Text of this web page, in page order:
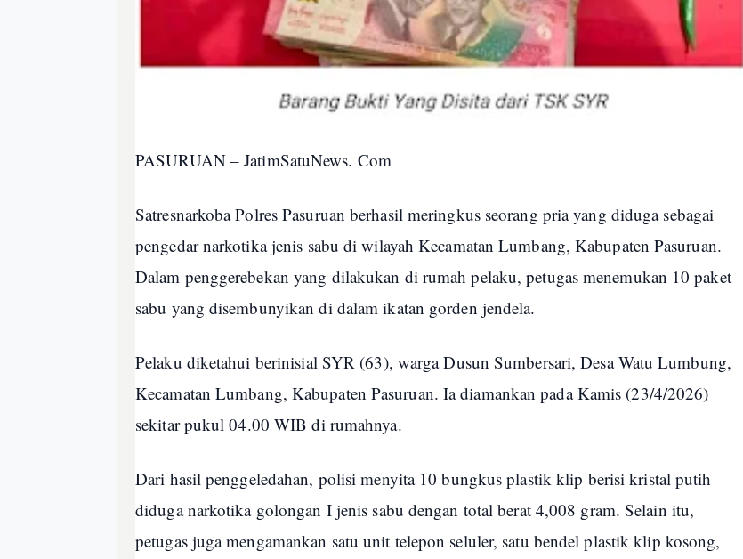
PASURUAN – JatimSatuNews. Com
Satresnarkoba Polres Pasuruan berhasil meringkus seorang pria yang diduga sebagai
pengedar narkotika jenis sabu di wilayah Kecamatan Lumbang, Kabupaten Pasuruan.
Dalam penggerebekan yang dilakukan di rumah pelaku, petugas menemukan 10 paket
sabu yang disembunyikan di dalam ikatan gorden jendela.
Pelaku diketahui berinisial SYR (63), warga Dusun Sumbersari, Desa Watu Lumbung,
Kecamatan Lumbang, Kabupaten Pasuruan. Ia diamankan pada Kamis (23/4/2026)
sekitar pukul 04.00 WIB di rumahnya.
Dari hasil penggeledahan, polisi menyita 10 bungkus plastik klip berisi kristal putih
diduga narkotika golongan I jenis sabu dengan total berat 4,008 gram. Selain itu,
petugas juga mengamankan satu unit telepon seluler, satu bendel plastik klip kosong,